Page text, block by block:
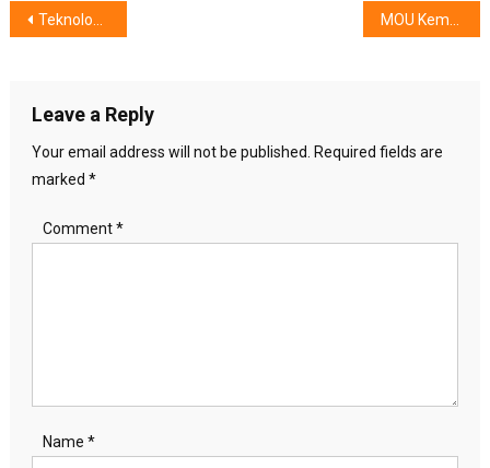
Post
Teknologi Inovatif AI TV,Pesona Yang Melekat, Di antaranya ……
Leave a Reply
Your email address will not be published.
Required fields are
marked *
Comment*
Name *